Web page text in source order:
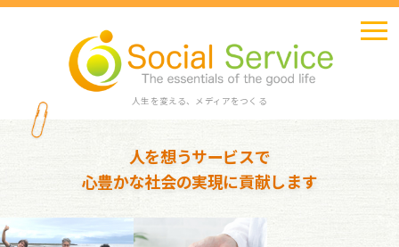
人生を変える、メディアをつくる
人を想うサービスで
心豊かな社会の実現に貢献します